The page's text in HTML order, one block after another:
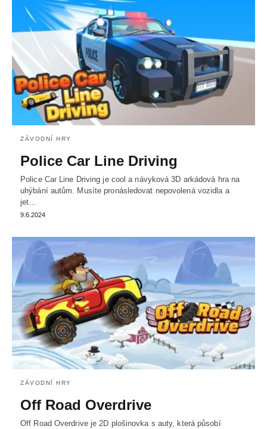
ZÁVODNÍ HRY
Police Car Line Driving
Police Car Line Driving je cool a návyková 3D arkádová hra na
uhýbání autům. Musíte pronásledovat nepovolená vozidla a
jet…
9.6.2024
ZÁVODNÍ HRY
Off Road Overdrive
Off Road Overdrive je 2D plošinovka s auty, která působí